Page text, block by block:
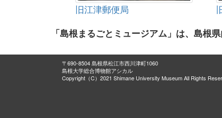
旧江津郵便局
「島根まるごとミュージアム」は、島根
〒690-8504 島根県松江市西川津町1060
島根大学総合博物館アシカル
Copyright（C）2021 Shimane University Museum All Rights